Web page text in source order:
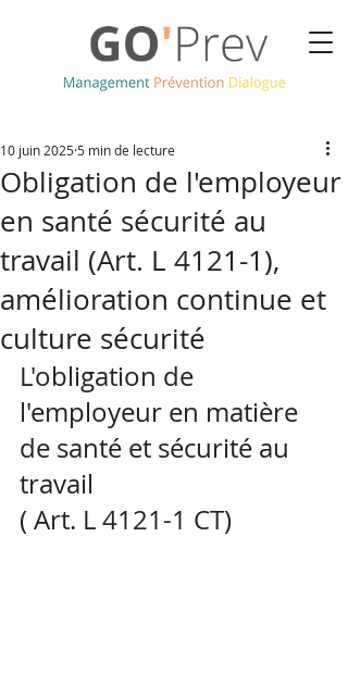
Obligation de l'employeur
en santé sécurité au
travail (Art. L 4121-1),
amélioration continue et
culture sécurité
10 juin 2025 5 min de lecture
L'obligation de
l'employeur en matière
de santé et sécurité au
travail
( Art. L 4121-1 CT)